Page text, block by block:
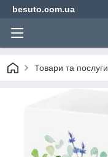
besuto.com.ua
Товари та послуги